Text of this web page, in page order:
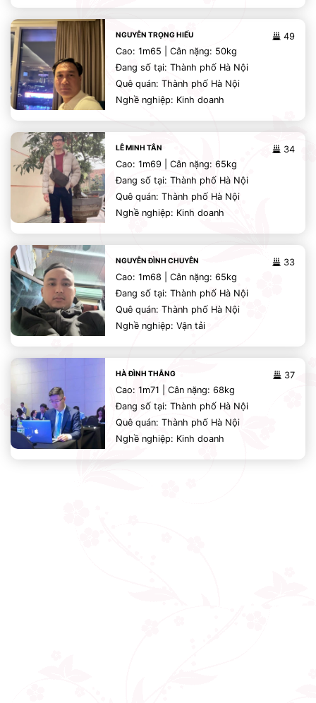
49
NGUYỄN TRỌNG HIẾU
Cao: 1m65 | Cân nặng: 50kg
Đang số tại: Thành phố Hà Nội
Quê quán: Thành phố Hà Nội
Nghề nghiệp: Kinh doanh
34
LÊ MINH TÂN
Cao: 1m69 | Cân nặng: 65kg
Đang số tại: Thành phố Hà Nội
Quê quán: Thành phố Hà Nội
Nghề nghiệp: Kinh doanh
33
NGUYỄN ĐÌNH CHUYÊN
Cao: 1m68 | Cân nặng: 65kg
Đang số tại: Thành phố Hà Nội
Quê quán: Thành phố Hà Nội
Nghề nghiệp: Vận tải
37
HÀ ĐÌNH THẮNG
Cao: 1m71 | Cân nặng: 68kg
Đang số tại: Thành phố Hà Nội
Quê quán: Thành phố Hà Nội
Nghề nghiệp: Kinh doanh